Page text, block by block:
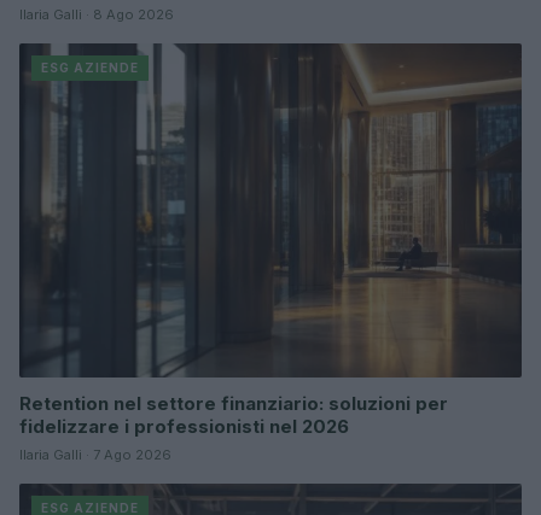
Ilaria Galli · 8 Ago 2026
ESG AZIENDE
Retention nel settore finanziario: soluzioni per
fidelizzare i professionisti nel 2026
Ilaria Galli · 7 Ago 2026
ESG AZIENDE